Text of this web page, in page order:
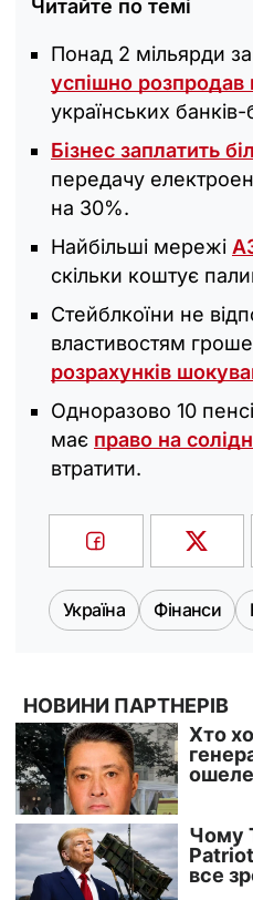
Читайте по темі
Понад 2 мільярди за
успішно розпродав
українських банків-
Бізнес заплатить
передачу
на 30%.
Найбільші мережі
скільки коштує
Стейблкоїни не
властивостям
розрахунків
Одноразово 10
має право на
втратити.
Україна Фінанси